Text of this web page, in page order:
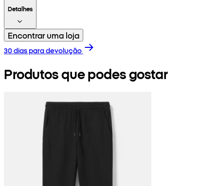
Detalhes
Encontrar uma loja
30 dias para devolução
Produtos que podes gostar